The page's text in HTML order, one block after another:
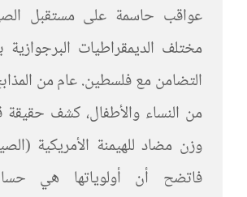
عواقب حاسمة على مستقبل
مختلف الديمقراطيات البرجوازية
التضامن مع فلسطين. عام من
من النساء والأطفال، كشف حقيقة
وزن مضاد للهيمنة الأمريكية
فاتضح أن أولوياتها هي